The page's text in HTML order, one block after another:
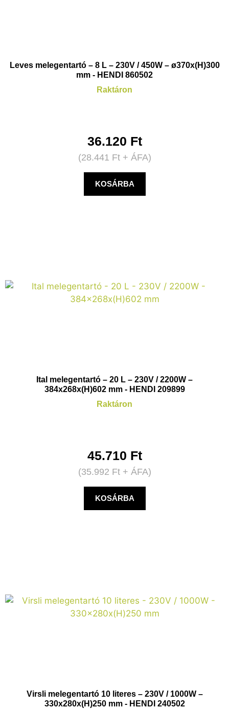
Leves melegentartó – 8 L – 230V / 450W – ø370x(H)300
mm - HENDI 860502
Raktáron
36.120 Ft
(28.441 Ft+ ÁFA)
KOSÁRBA
Ital melegentartó – 20 L – 230V / 2200W –
384x268x(H)602 mm - HENDI 209899
Raktáron
45.710 Ft
(35.992 Ft+ ÁFA)
KOSÁRBA
Virsli melegentartó 10 literes – 230V / 1000W –
330x280x(H)250 mm - HENDI 240502